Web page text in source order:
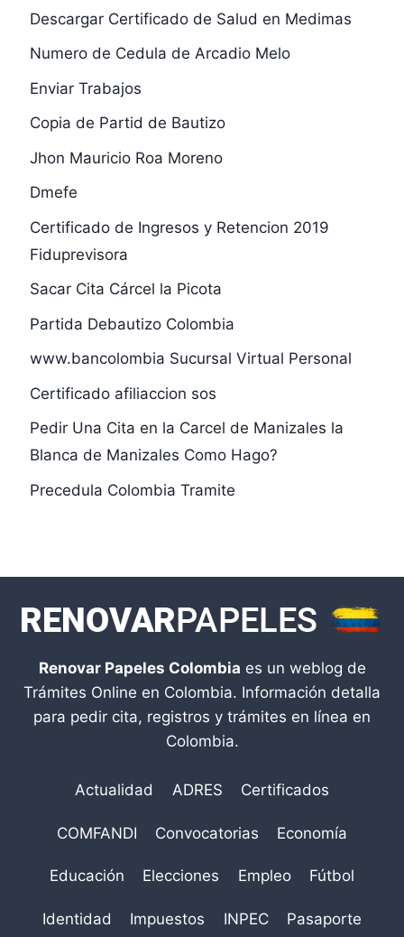
Descargar Certificado de Salud en Medimas
Numero de Cedula de Arcadio Melo
Enviar Trabajos
Copia de Partid de Bautizo
Jhon Mauricio Roa Moreno
Dmefe
Certificado de Ingresos y Retencion 2019
Fiduprevisora
Sacar Cita Cárcel la Picota
Partida Debautizo Colombia
www.bancolombia Sucursal Virtual Personal
Certificado afiliaccion sos
Pedir Una Cita en la Carcel de Manizales la
Blanca de Manizales Como Hago?
Precedula Colombia Tramite
Renovar Papeles Colombia es un weblog de
Trámites Online en Colombia. Información detalla
para pedir cita, registros y trámites en línea en
Colombia.
Actualidad ADRES Certificados
COMFANDI Convocatorias Economía
Educación Elecciones Empleo Fútbol
Identidad Impuestos INPEC Pasaporte